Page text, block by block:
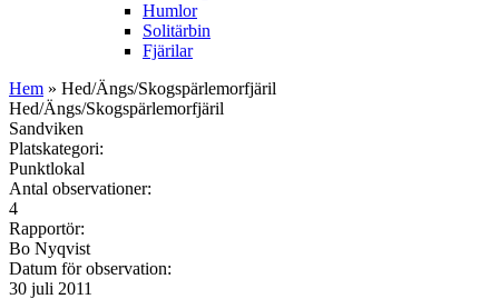
Humlor
Solitärbin
Fjärilar
Hem » Hed/Ängs/Skogspärlemorfjäril
Hed/Ängs/Skogspärlemorfjäril
Sandviken
Platskategori:
Punktlokal
Antal observationer:
4
Rapportör:
Bo Nyqvist
Datum för observation:
30 juli 2011